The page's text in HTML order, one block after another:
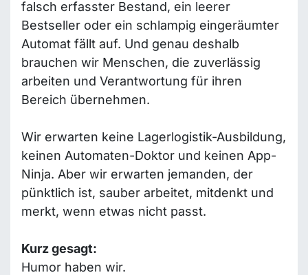
falsch erfasster Bestand, ein leerer
Bestseller oder ein schlampig eingeräumter
Automat fällt auf. Und genau deshalb
brauchen wir Menschen, die zuverlässig
arbeiten und Verantwortung für ihren
Bereich übernehmen.
Wir erwarten keine Lagerlogistik-Ausbildung,
keinen Automaten-Doktor und keinen App-
Ninja. Aber wir erwarten jemanden, der
pünktlich ist, sauber arbeitet, mitdenkt und
merkt, wenn etwas nicht passt.
Kurz gesagt:
Humor haben wir.